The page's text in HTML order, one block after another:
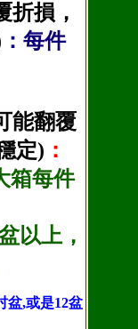
折損，
：每件
能翻覆
定) ：
箱每件
以上，
盆,或是12盆